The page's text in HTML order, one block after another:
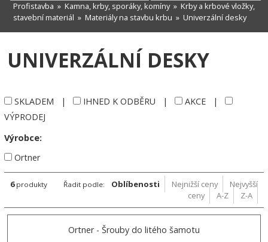
Profistavba » Kamna, krby, sporáky, komíny» Krby a krbové vložky,
stavební materiál » Materiály na stavbu krbu » Univerzální desky
UNIVERZÁLNÍ DESKY
SKLADEM | IHNED K ODBĚRU | AKCE |
VÝPRODEJ
Výrobce:
Ortner
6 produkty Řadit podle: Oblíbenosti Nejnižší ceny
Nejvyšší
ceny
A-Z Z-A
Ortner - Šrouby do litého šamotu